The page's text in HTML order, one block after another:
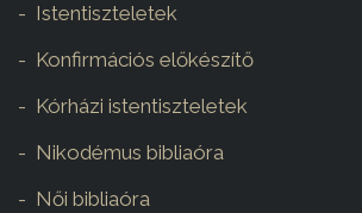
Istentiszteletek
Konfirmációs előkészítő
Kórházi istentiszteletek
Nikodémus bibliaóra
Női bibliaóra